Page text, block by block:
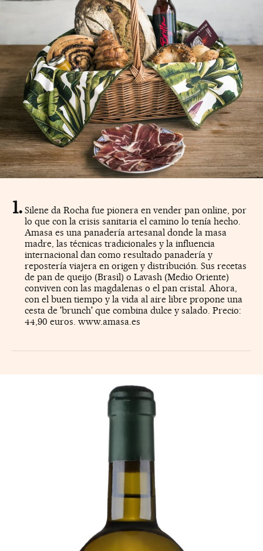
Silene da Rocha fue pionera en vender pan online, por
lo que con la crisis sanitaria el camino lo tenía hecho.
Amasa es una panadería artesanal donde la masa
madre, las técnicas tradicionales y la influencia
internacional dan como resultado panadería y
repostería viajera en origen y distribución. Sus recetas
de pan de queijo (Brasil) o Lavash (Medio Oriente)
conviven con las magdalenas o el pan cristal. Ahora,
con el buen tiempo y la vida al aire libre propone una
cesta de 'brunch' que combina dulce y salado. Precio:
44,90 euros. www.amasa.es